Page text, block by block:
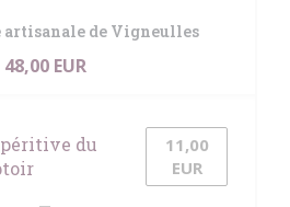
artisanale de Vigneulles
48,00 EUR
du
11,00
EUR